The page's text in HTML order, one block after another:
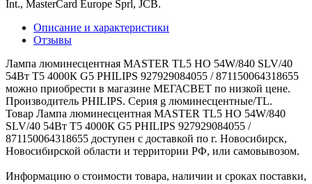
Int., MasterCard Europe Sprl, JCB.
Описание и характеристики
Отзывы
Лампа люминесцентная MASTER TL5 HO 54W/840 SLV/40
54Вт T5 4000К G5 PHILIPS 927929084055 / 871150064318655
можно приобрести в магазине МЕГАСВЕТ по низкой цене.
Производитель PHILIPS. Серия g люминесцентные/TL.
Товар Лампа люминесцентная MASTER TL5 HO 54W/840
SLV/40 54Вт T5 4000К G5 PHILIPS 927929084055 /
871150064318655 доступен с доставкой по г. Новосибирск,
Новосибирской области и территории РФ, или самовывозом.
Информацию о стоимости товара, наличии и сроках поставки,